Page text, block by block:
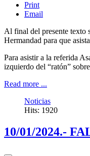
Print
Email
Al final del presente texto
Hermandad para que
Para asistir a la referida
izquierdo del “ratón”
Read more ...
Noticias
Hits: 1920
10/01/2024.-